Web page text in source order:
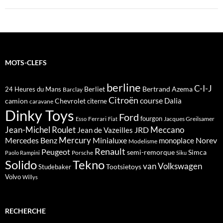
MOTS-CLEFS
24 Heures du Mans Barclay Berliet berline Bertrand AzemaC-I-J
camion caravane ChevroletciterneCitroën course Dalia
Dinky Toys Esso Ferrari Fiat Ford fourgon Jacques Greilsamer
Jean-Michel Roulet Jean de Vazeilles JRD Meccano
Mercedes Benz Mercury Minialuxe Modelisme monoplace Norev
Paolo Rampini Peugeot Porsche Renault semi-remorque Siku Simca
SolidoStudebakerTeknoTootsietoysvanVolkswagen
Volvo Willys
RECHERCHE